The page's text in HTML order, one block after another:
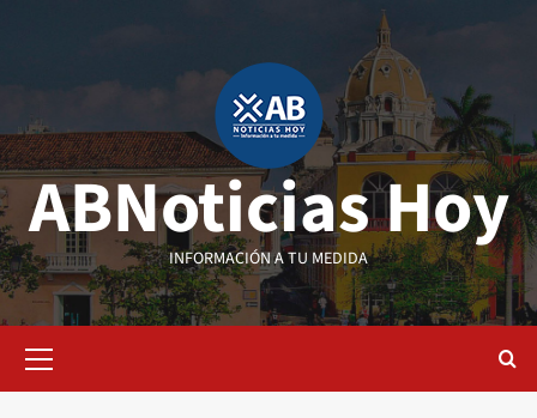
ABNoticias Hoy
INFORMACIÓN A TU MEDIDA
primario